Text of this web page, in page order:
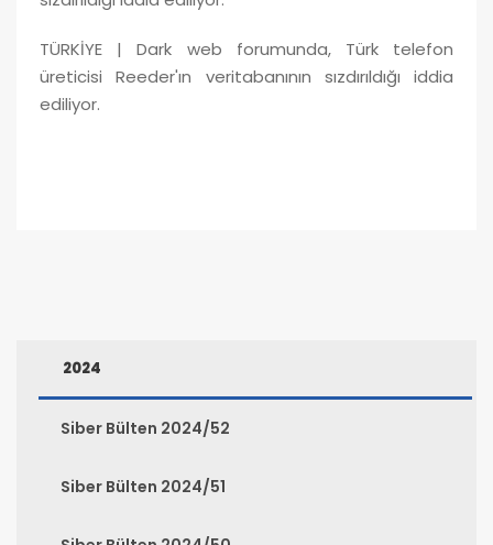
TÜRKİYE | Dark web forumunda, Türk telefon
üreticisi Reeder'ın veritabanının sızdırıldığı iddia
ediliyor.
2024
Siber Bülten 2024/52
Siber Bülten 2024/51